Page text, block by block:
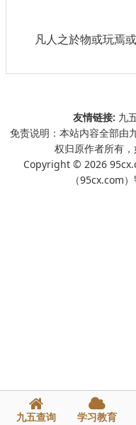
凡人之於物或玩焉
友情链接: 九
免责说明：本站内容全部由
权归原作者所有，
Copyright © 2026
（95cx.com）
九五查询 学习教育